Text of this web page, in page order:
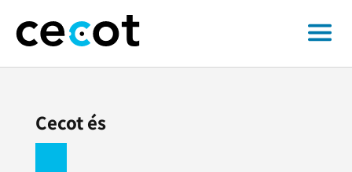
Cecot és